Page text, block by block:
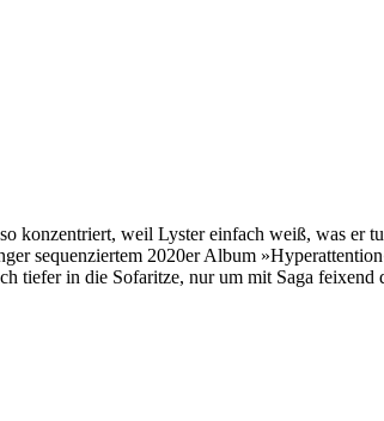
konzentriert, weil Lyster einfach weiß, was er
sequenziertem 2020er Album
tiefer in die Sofaritze, nur um mit Saga